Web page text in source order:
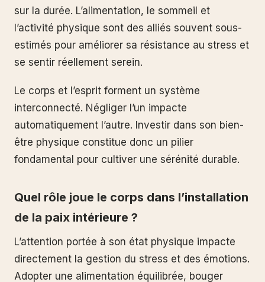
sur la durée. L’alimentation, le sommeil et
l’activité physique sont des alliés souvent sous-
estimés pour améliorer sa résistance au stress et
se sentir réellement serein.
Le corps et l’esprit forment un système
interconnecté. Négliger l’un impacte
automatiquement l’autre. Investir dans son bien-
être physique constitue donc un pilier
fondamental pour cultiver une sérénité durable.
Quel rôle joue le corps dans l’installation
de la paix intérieure ?
L’attention portée à son état physique impacte
directement la gestion du stress et des émotions.
Adopter une alimentation équilibrée, bouger